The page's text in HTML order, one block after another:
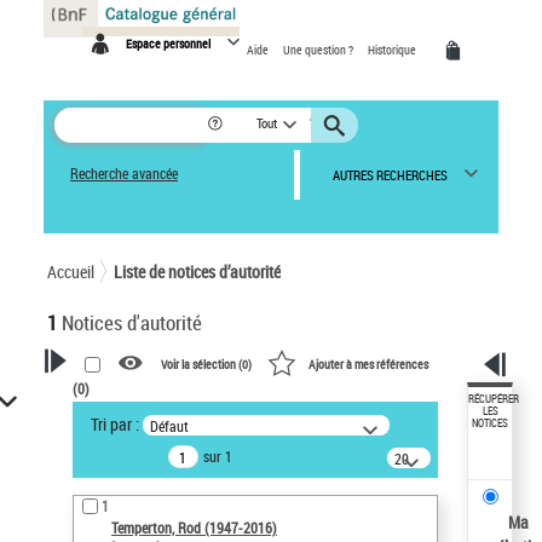
Espace personnel Aide Une question ? Historique
Tout
Recherche avancée AUTRES RECHERCHES
Accueil Liste de notices d’autorité
1 Notices d'autorité
VOTRE RECHERCHE
Recherche avancée dans les
notices d’autorité
Œuvres liées à l'auteur :
Temperton, Rod (1947-2016)
Voir la sélection (0) Ajouter à mes références
(0)
Tri par : Défaut
sur 1
20
résultats/page
1
Temperton, Rod (1947-2016)
RÉCUPÉRER
LES
NOTICES
Ma
Panneau de gestion des cookies